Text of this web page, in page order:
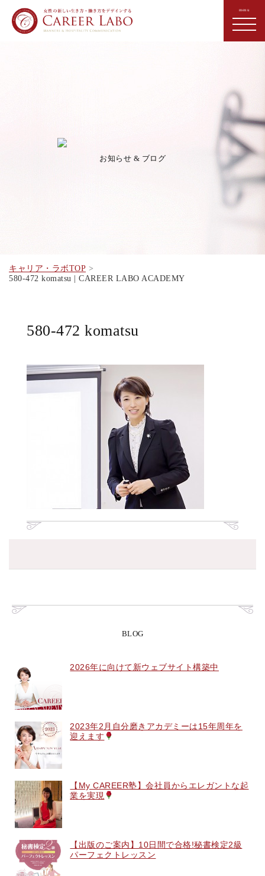
お知らせ & ブログ
キャリア・ラボTOP
580-472 komatsu | CAREER LABO ACADEMY
580-472 komatsu
BLOG
2026年に向けて新ウェブサイト構築中
2023年2月自分磨きアカデミーは15年周年を
迎えます
【My CAREER塾】会社員からエレガントな起
業を実現
【出版のご案内】10日間で合格!秘書検定2級
パーフェクトレッスン